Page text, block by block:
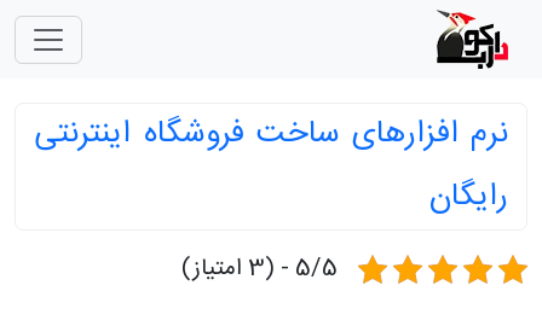
نرم افزارهای ساخت فروشگاه اینترنتی
رایگان
5/5 - (3 امتیاز)